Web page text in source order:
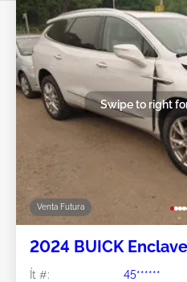
Venta Futura
Swipe to right
2024 BUICK
Ít #:
45******